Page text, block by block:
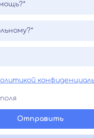
Отправить